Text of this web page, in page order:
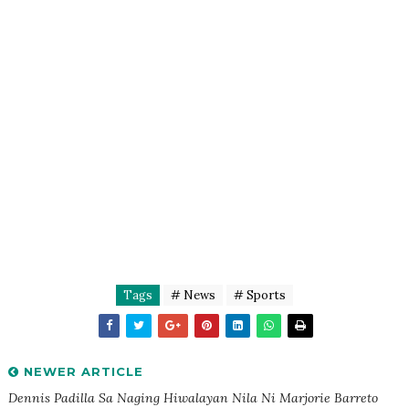
Tags # News # Sports
NEWER ARTICLE
Dennis Padilla Sa Naging Hiwalayan Nila Ni Marjorie Barreto